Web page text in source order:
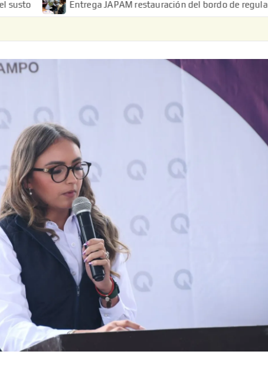
Entrega JAPAM restauración del bordo de regulación en el Ejido